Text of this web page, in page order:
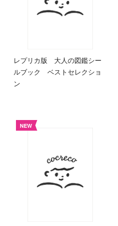
レプリカ版 大人の図鑑シー
ルブック ベストセレクショ
ン
NEW